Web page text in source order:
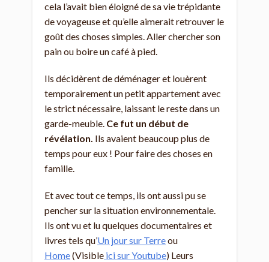
cela l’avait bien éloigné de sa vie trépidante
de voyageuse et qu’elle aimerait retrouver le
goût des choses simples. Aller chercher son
pain ou boire un café à pied.
Ils décidèrent de déménager et louèrent
temporairement un petit appartement avec
le strict nécessaire, laissant le reste dans un
garde-meuble. Ce fut un début de
révélation. Ils avaient beaucoup plus de
temps pour eux ! Pour faire des choses en
famille.
Et avec tout ce temps, ils ont aussi pu se
pencher sur la situation environnementale.
Ils ont vu et lu quelques documentaires et
livres tels qu’Un jour sur Terreou
Home(Visible ici sur Youtube) Leurs